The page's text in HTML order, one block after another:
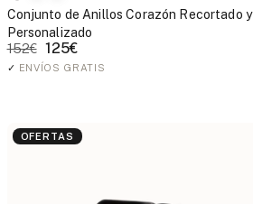
Conjunto de Anillos Corazón Recortado y
Personalizado
152€ 125€
✓ ENVÍOS GRATIS
OFERTAS